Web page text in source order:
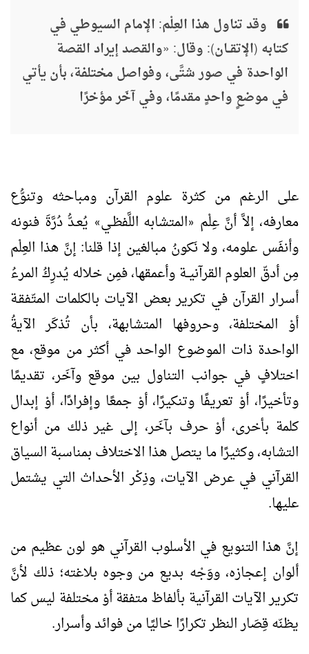
وقد تناول هذا العِلْم: الإمام السيوطي في
كتابه (الإتقــان): وقال: «والقصد إيراد القصة
الواحدة في صور شتَّى، وفواصل مختلفة، بأن يأتي
في موضعٍ واحدٍ مقدمًا، وفي آخَر مؤخرًا
على الرغم من كثرة علوم القرآن ومباحثه وتنوُّع
معارفه، إلاَّ أنَّ عِلْم «المتشابه اللَّفظـي» يُعـدُّ دُرَّةَ فنونه
وأنفَس علومه، ولا نَكونُ مبالغين إذا قلنا: إنَّ هذا العِلْم
مِن أدقّ العلوم القرآنيــة وأعمقها، فمِن خلاله يُدرِكُ المرءُ
أسرار القرآن في تكرير بعض الآيات بالكلمات المتّفقـة
أوْ المختلفة، وحروفها المتشابهة، بأن تُذكَر الآيةُ
الواحدة ذات الموضوع الواحد في أكثر من موقع، مع
اختلافٍ في جوانب التناول بين موقع وآخَر، تقديمًا
وتأخيرًا، أوْ تعريفًا وتنكيرًا، أوْ جمعًا وإفرادًا، أوْ إبدال
كلمة بأخرى، أوْ حرف بآخَر، إلى غير ذلك من أنواع
التشابه، وكثيرًا ما يتصل هذا الاختلاف بمناسبة السياق
القرآني في عرض الآيات، وذِكْر الأحداث التي يشتمل
عليها.
إنَّ هذا التنويع في الأسلوب القرآني هو لون عظيم من
ألوان إعجازه، ووَجْه بديع من وجوه بلاغته؛ ذلك لأنَّ
تكرير الآيات القرآنية بألفاظ متفقة أوْ مختلفة ليس كما
يظنّه قِصَار النظر تكرارًا خاليًا من فوائد وأسرار.